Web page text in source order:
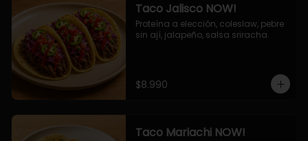
Taco Jalisco NOW!
Proteína a elección, coleslaw, pebre
sin ají, jalapeño, salsa sriracha.
$8.990
Taco Mariachi NOW!